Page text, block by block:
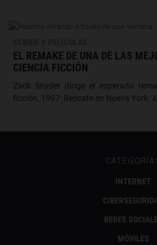
EL REMAKE DE UNA DE LAS
CIENCIA FICCIÓN
Zack Snyder dirige el esperado
ficción, 1997: Rescate en Nueva York.
INTERNET
REDES
MÓVILES